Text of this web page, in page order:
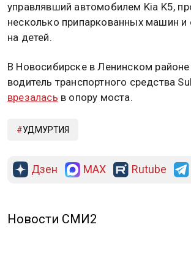
управлявший автомобилем Kia K5,
несколько припаркованных машин и
на детей.
В Новосибирске в Ленинском
водитель транспортного средства
врезалась в опору моста.
УДМУРТИЯ
Дзен MAX Rutube
Новости СМИ2